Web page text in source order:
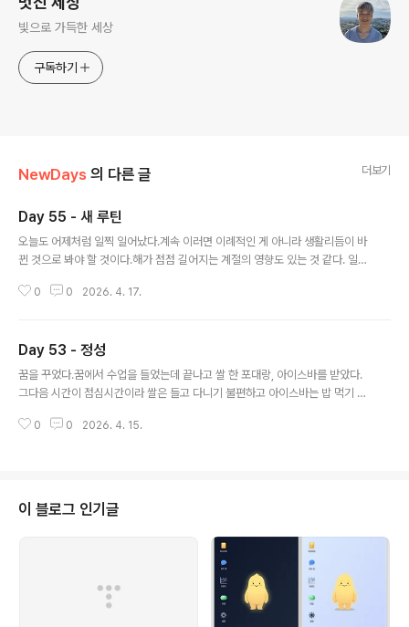
빛으로 가득한 세상
구독하기
NewDays 의 다른 글 더보기
Day 55 - 새 루틴
오늘도 어제처럼 일찍 일어났다.계속 이러면 이례적인 게 아니라 생활리듬이 바
뀐 것으로 봐야 할 것이다.해가 점점 길어지는 계절의 영향도 있는 것 같다. 일어
하기도 싫었던 건데 저절로 하고 싶어 진다. 일찍 일어나니 집에서 일찍 나서서
음을 다잡고 하려던 일을 하나씩 했다.일을 시작하려면 저항감이 느껴질 때가
있는데저항감이 가장 작은 것부터 하나씩 시작하니 생각보다 금방 끝났다.때마
침 클로드 Opus가 4.7로 업데이트되었는데 더 빠릿빠릿해져서 좋다.
0 0 2026. 4. 17.
Day 53 - 정성
꿈을 꾸었다.꿈에서 수업을 들었는데 끝나고 쌀 한 포대랑, 아이스바를 받았다.
그다음 시간이 점심시간이라 쌀은 들고 다니기 불편하고 아이스바는 밥 먹기 전
게는 버거운 선물이 아니었나 싶다. 어제는 자다가 다리 안쪽이 가려워서 새벽
이는 사람을 봤다.이건 나에게 일종의 경고 신호이다.
0 0 2026. 4. 15.
이 블로그 인기글